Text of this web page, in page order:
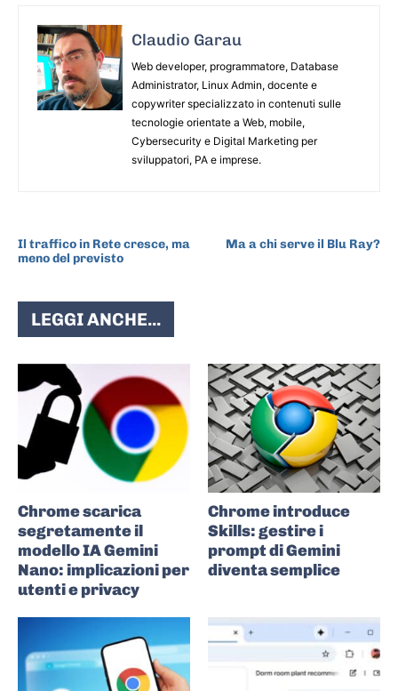
Claudio Garau
Web developer, programmatore, Database
Administrator, Linux Admin, docente e
copywriter specializzato in contenuti sulle
tecnologie orientate a Web, mobile,
Cybersecurity e Digital Marketing per
sviluppatori, PA e imprese.
Il traffico in Rete cresce, ma
meno del previsto
Ma a chi serve il Blu Ray?
LEGGI ANCHE...
Chrome scarica
segretamente il
modello IA Gemini
Nano: implicazioni per
utenti e privacy
Chrome introduce
Skills: gestire i
prompt di Gemini
diventa semplice